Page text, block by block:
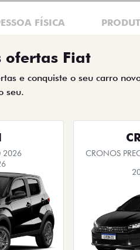
FÍSICA
ofertas Fiat
e conquiste o seu carro
seu.
2026
CRONOS